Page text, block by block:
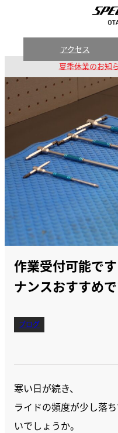
アクセス
夏季休業のお知
作業受付可能で
ナンスおすすめ
ブログ
寒い日が続き、
ライドの頻度が少し落
いでしょうか。